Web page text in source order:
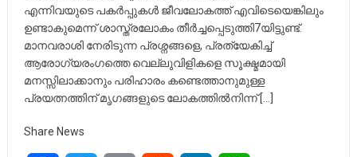
എന്നിവയുടെ പകർപ്പുകൾ ജീവലോകത്ത് എവിടെയെങ്കിലും
ഉണ്ടാകുമെന്ന് ശാസ്ത്രലോകം തീർച്ചപ്പെടുത്തി7യിട്ടുണ്ട്.
മാനവരാശി നേരിടുന്ന പ്രശ്നങ്ങളെ, പ്രത്യേകിച്ച്
ആരോഗ്യരംഗത്തെ വെല്ലുവിളികളെ സൂക്ഷ്മമായി
മനസ്സിലാക്കാനും പരിഹാരം കണ്ടെത്താനുമുള്ള
പ്രയത്നത്തിന് മൃഗങ്ങളുടെ ലോകത്തിൽനിന്ന് […]
Share News